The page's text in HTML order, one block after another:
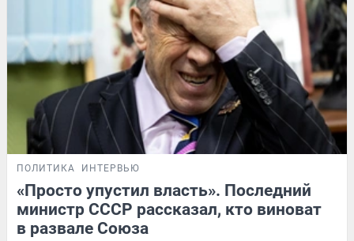
ПОЛИТИКА ИНТЕРВЬЮ
«Просто упустил власть». Последний
министр СССР рассказал, кто виноват
в развале Союза